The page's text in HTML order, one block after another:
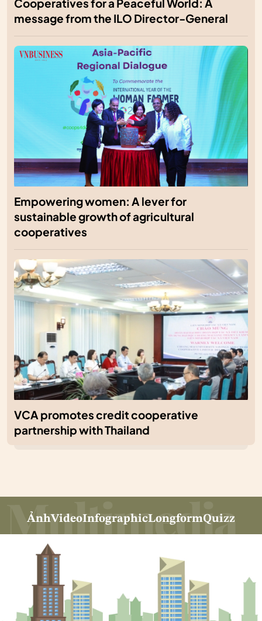
Cooperatives for a Peaceful World: A
message from the ILO Director-General
Empowering women: A lever for
sustainable growth of agricultural
cooperatives
VCA promotes credit cooperative
partnership with Thailand
ẢnhVideoInfographicLongformQuizz